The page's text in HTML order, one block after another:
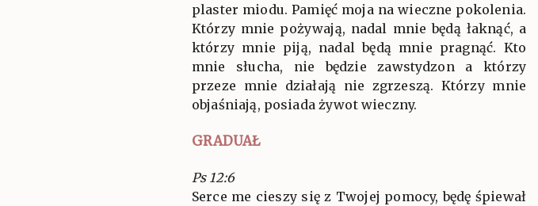
plaster miodu. Pamięć moja na wieczne pokolenia.
Którzy mnie pożywają, nadal mnie będą łaknąć, a
którzy mnie piją, nadal będą mnie pragnąć. Kto
mnie słucha, nie będzie zawstydzon a którzy
przeze mnie działają nie zgrzeszą. Którzy mnie
objaśniają, posiada żywot wieczny.
GRADUAŁ
Ps 12:6
Serce me cieszy się z Twojej pomocy, będę śpiewał